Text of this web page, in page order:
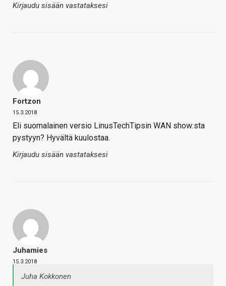
Kirjaudu sisään vastataksesi
Fortzon
15.3.2018
Eli suomalainen versio LinusTechTipsin WAN show:sta
pystyyn? Hyvältä kuulostaa.
Kirjaudu sisään vastataksesi
Juhamies
15.3.2018
Juha Kokkonen